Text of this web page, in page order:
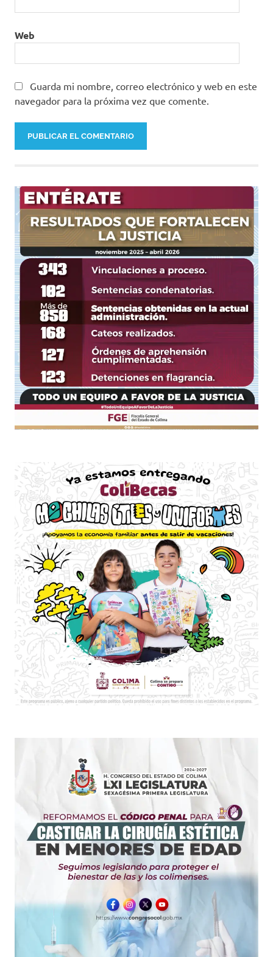
Web
Guarda mi nombre, correo electrónico y web en este
navegador para la próxima vez que comente.